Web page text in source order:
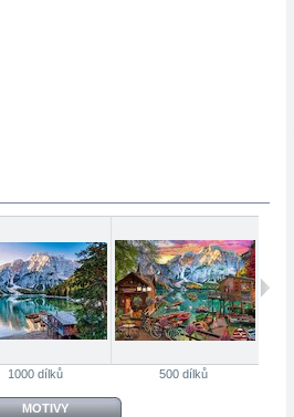
1000 dílků 500 dílků
MOTIVY